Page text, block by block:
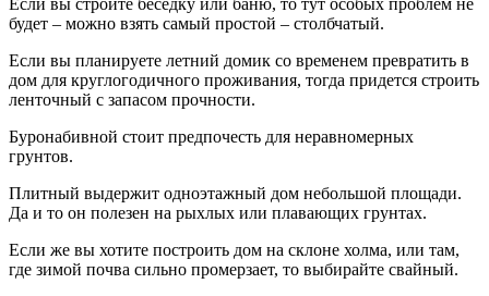
Если вы строите беседку или баню, то тут особых проблем не
будет – можно взять самый простой – столбчатый.
Если вы планируете летний домик со временем превратить в
дом для круглогодичного проживания, тогда придется строить
ленточный с запасом прочности.
Буронабивной стоит предпочесть для неравномерных
грунтов.
Плитный выдержит одноэтажный дом небольшой площади.
Да и то он полезен на рыхлых или плавающих грунтах.
Если же вы хотите построить дом на склоне холма, или там,
где зимой почва сильно промерзает, то выбирайте свайный.